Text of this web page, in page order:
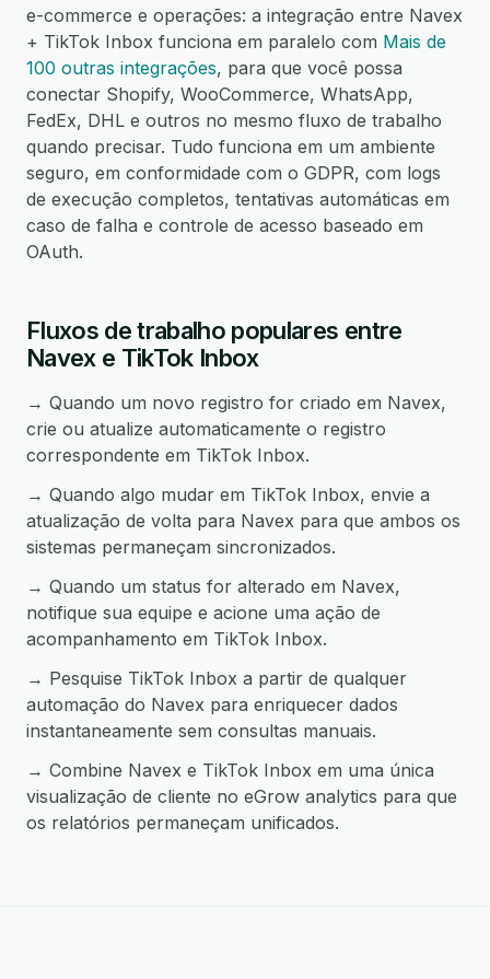
e-commerce e operações: a integração entre Navex
+ TikTok Inbox funciona em paralelo com Mais de
100 outras integrações, para que você possa
conectar Shopify, WooCommerce, WhatsApp,
FedEx, DHL e outros no mesmo fluxo de trabalho
quando precisar. Tudo funciona em um ambiente
seguro, em conformidade com o GDPR, com logs
de execução completos, tentativas automáticas em
caso de falha e controle de acesso baseado em
OAuth.
Fluxos de trabalho populares entre
Navex e TikTok Inbox
→ Quando um novo registro for criado em Navex,
crie ou atualize automaticamente o registro
correspondente em TikTok Inbox.
→ Quando algo mudar em TikTok Inbox, envie a
atualização de volta para Navex para que ambos os
sistemas permaneçam sincronizados.
→ Quando um status for alterado em Navex,
notifique sua equipe e acione uma ação de
acompanhamento em TikTok Inbox.
→ Pesquise TikTok Inbox a partir de qualquer
automação do Navex para enriquecer dados
instantaneamente sem consultas manuais.
→ Combine Navex e TikTok Inbox em uma única
visualização de cliente no eGrow analytics para que
os relatórios permaneçam unificados.